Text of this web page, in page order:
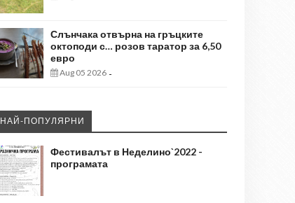
Слънчака отвърна на гръцките
октоподи с… розов таратор за 6,50
евро
Aug 05 2026 -
НАЙ-ПОПУЛЯРНИ
Фестивалът в Неделино`2022 -
програмата